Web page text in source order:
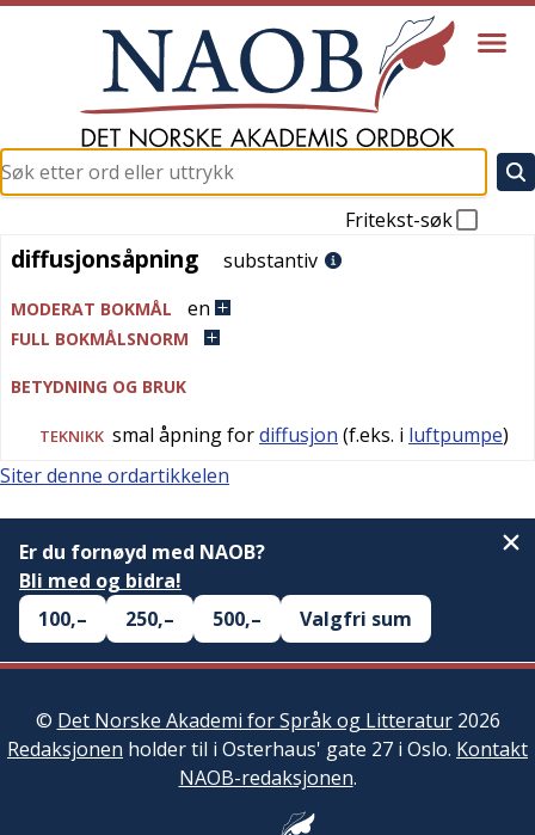
Fritekst-søk
diffusjonsåpning
diffusjonsåpning substantiv
MODERAT BOKMÅL en
FULL BOKMÅLSNORM
BETYDNING OG BRUK
TEKNIKK smal åpning fordiffusjon (f.eks. i luftpumpe)
Siter denne ordartikkelen
Er du fornøyd med NAOB?
Bli med og bidra!
100,–
250,– 500,– Valgfri sum
© Det Norske Akademi for Språk og Litteratur2026
Redaksjonen holder til i Osterhaus' gate 27 i Oslo. Kontakt
NAOB-redaksjonen.